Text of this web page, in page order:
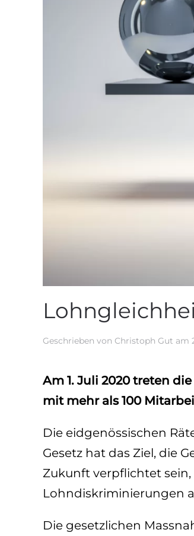
Geschrieben von Christoph Gut am
Am 1. Juli 2020 treten
mit mehr als 100
Die eidgenössischen
Gesetz hat das Ziel, die
Zukunft verpflichtet
Lohndiskriminierungen
Die gesetzlichen